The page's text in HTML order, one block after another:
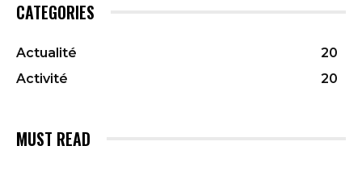
CATEGORIES
Actualité
20
Activité
20
MUST READ